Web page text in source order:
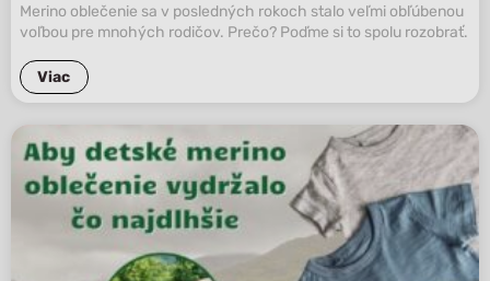
Merino oblečenie sa v posledných rokoch stalo veľmi obľúbenou
voľbou pre mnohých rodičov. Prečo? Poďme si to spolu rozobrať.
Viac